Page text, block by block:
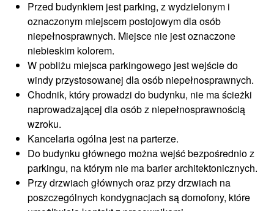
Przed budynkiem jest parking, z wydzielonym i
oznaczonym miejscem postojowym dla osób
niepełnosprawnych. Miejsce nie jest oznaczone
niebieskim kolorem.
W pobliżu miejsca parkingowego jest wejście do
windy przystosowanej dla osób niepełnosprawnych.
Chodnik, który prowadzi do budynku, nie ma ścieżki
naprowadzającej dla osób z niepełnosprawnością
wzroku.
Kancelaria ogólna jest na parterze.
Do budynku głównego można wejść bezpośrednio z
parkingu, na którym nie ma barier architektonicznych.
Przy drzwiach głównych oraz przy drzwiach na
poszczególnych kondygnacjach są domofony, które